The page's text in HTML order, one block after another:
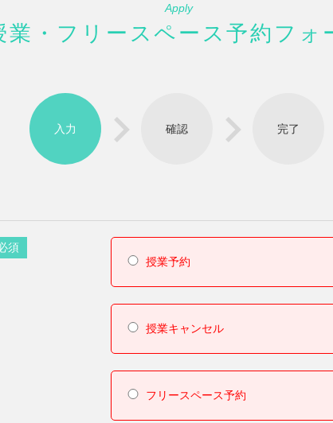
Apply
業・フリースペース予約フォ
入力 確認 完了
須
授業予約
授業キャンセル
フリースペース予約